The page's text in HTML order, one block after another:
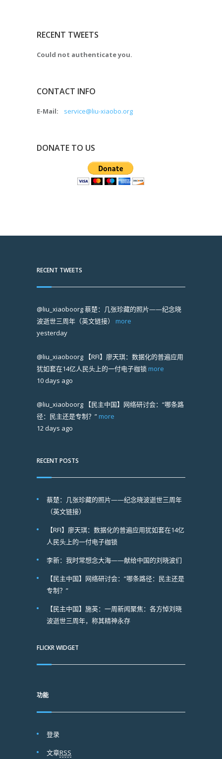
RECENT TWEETS
Could not authenticate you.
CONTACT INFO
E-Mail: service@liu-xiaobo.org
DONATE TO US
RECENT TWEETS
@liu_xiaoboorg蔡楚：几张珍藏的照片——纪念晓
波逝世三周年（英文链接） more
yesterday
@liu_xiaoboorg 【RFI】廖天琪：数据化的普遍应用
犹如套在14亿人民头上的一付电子枷锁 more
10 days ago
@liu_xiaoboorg 【民主中国】网络研讨会：“哪条路
径：民主还是专制？” more
12 days ago
RECENT POSTS
蔡楚：几张珍藏的照片——纪念晓波逝世三周年
（英文链接）
【RFI】廖天琪：数据化的普遍应用犹如套在14亿
人民头上的一付电子枷锁
李新：我时常想念大海——献给中国的刘晓波们
【民主中国】网络研讨会：“哪条路径：民主还是
专制？”
【民主中国】施英：一周新闻聚焦：各方悼刘晓
波逝世三周年，称其精神永存
FLICKR WIDGET
功能
登录
文章RSS